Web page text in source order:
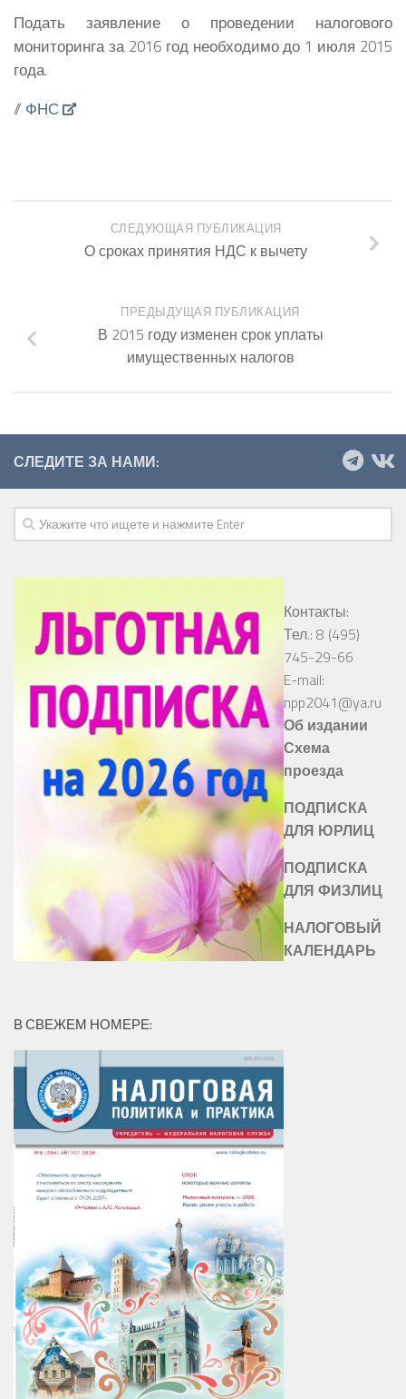
Подать заявление о проведении налогового
мониторинга за 2016 год необходимо до 1 июля 2015
года.
// ФНС
СЛЕДУЮЩАЯ ПУБЛИКАЦИЯ
О сроках принятия НДС к вычету
ПРЕДЫДУЩАЯ ПУБЛИКАЦИЯ
В 2015 году изменен срок уплаты
имущественных налогов
СЛЕДИТЕ ЗА НАМИ:
Контакты:
Тел.: 8 (495)
745-29-66
E-mail:
npp2041@ya.ru
Об издании
Схема
проезда
ПОДПИСКА
ДЛЯ ЮРЛИЦ
ПОДПИСКА
ДЛЯ ФИЗЛИЦ
НАЛОГОВЫЙ
КАЛЕНДАРЬ
В СВЕЖЕМ НОМЕРЕ: